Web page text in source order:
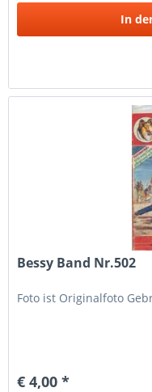
In
Bessy Band Nr.502
Foto ist Originalfoto
€ 4,00 *